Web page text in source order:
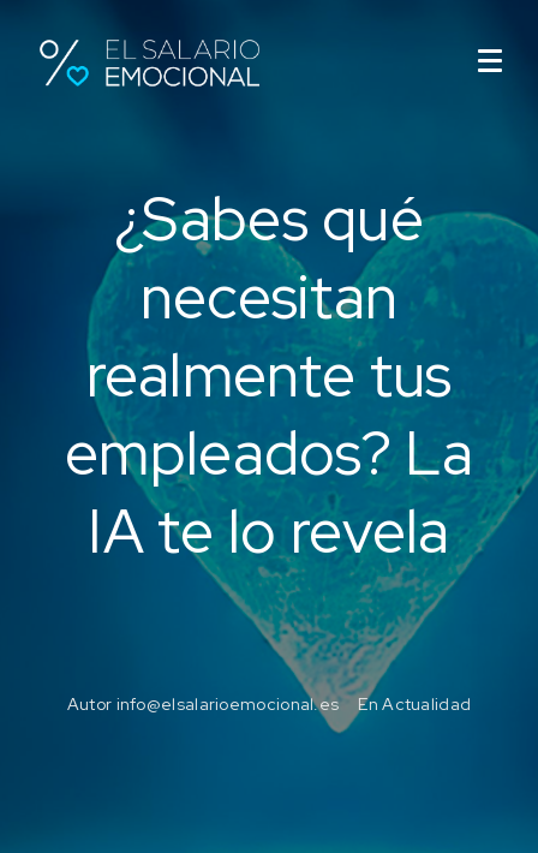
¿Sabes qué
necesitan
realmente tus
empleados? La
IA te lo revela
Autor info@elsalarioemocional.es En Actualidad